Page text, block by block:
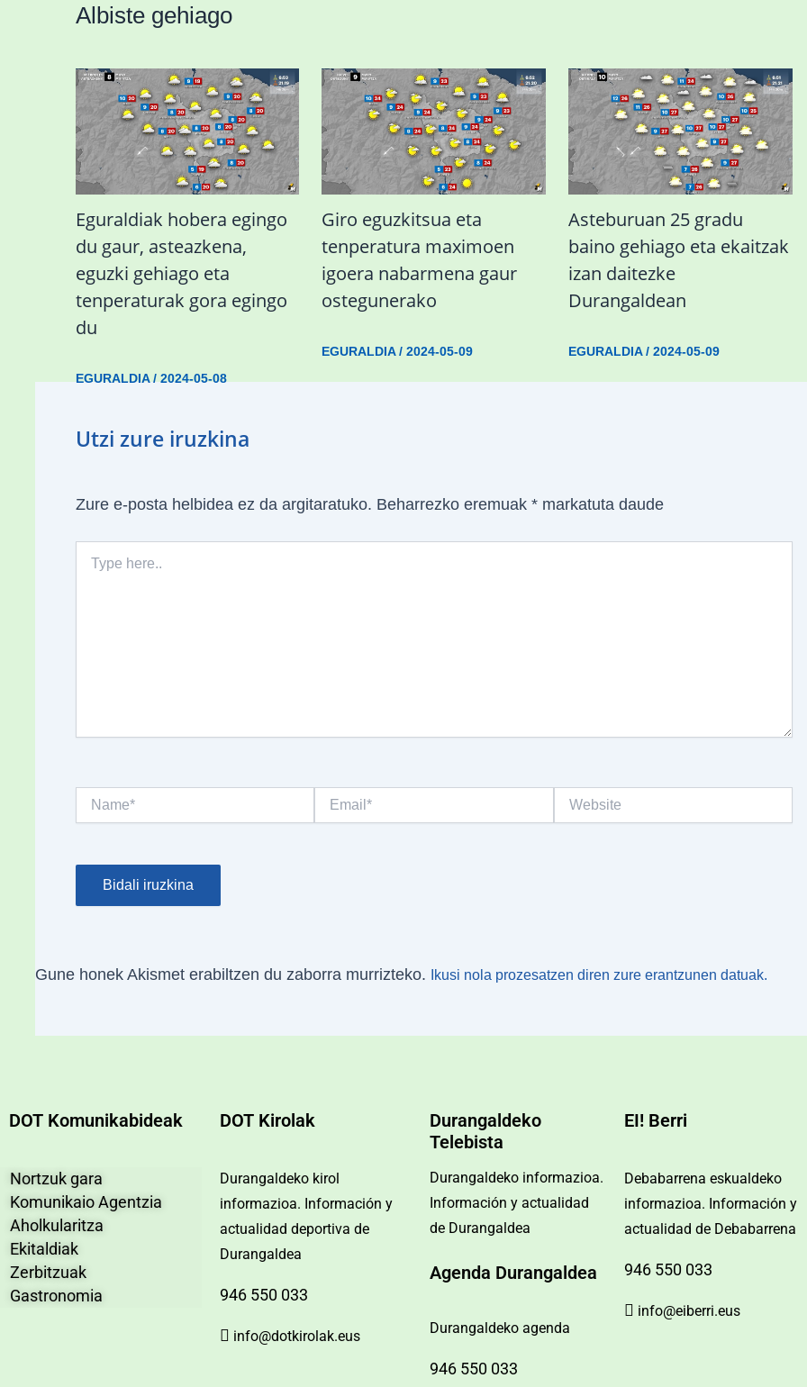
Albiste gehiago
Eguraldiak hobera egingo
du gaur, asteazkena,
eguzki gehiago eta
tenperaturak gora egingo
du
EGURALDIA/ 2024-05-08
Giro eguzkitsua eta
tenperatura maximoen
igoera nabarmena gaur
ostegunerako
EGURALDIA/2024-05-09
Asteburuan 25 gradu
baino gehiago eta ekaitzak
izan daitezke
Durangaldean
EGURALDIA/2024-05-09
Utzi zure iruzkina
Zure e-posta helbidea ez da argitaratuko. Beharrezko eremuak *markatuta daude
here..
Gune honek Akismet erabiltzen du zaborra murrizteko. Ikusi nola prozesatzen diren zure erantzunen datuak.
DOT Komunikabideak
Nortzuk gara
Komunikaio Agentzia
Aholkularitza
Ekitaldiak
Zerbitzuak
Gastronomia
DOT Kirolak
Durangaldeko kirol
informazioa. Información y
actualidad deportiva de
Durangaldea
946 550 033
info@dotkirolak.eus
Durangaldeko
Telebista
Durangaldeko informazioa.
Información y actualidad
de Durangaldea
Agenda Durangaldea
Durangaldeko agenda
946 550 033
EI! Berri
Debabarrena eskualdeko
informazioa. Información y
actualidad de Debabarrena
946 550 033
info@eiberri.eus